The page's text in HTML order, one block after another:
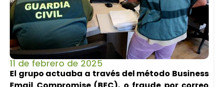
11 de febrero de 2025
El grupo actuaba a través del método Business